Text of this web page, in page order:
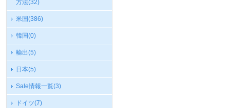
方法(32)
米国(386)
韓国(0)
輸出(5)
日本(5)
Sale情報一覧(3)
ドイツ(7)